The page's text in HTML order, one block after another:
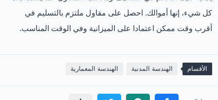
كل شيء، إنها أموالك. احصل على مقاول ملتزم بالتسليم في
أقرب وقت ممكن اعتمادا على الميزانية وفي الوقت المناسب.
الأقسام الهندسة المدنية الهندسة المعمارية